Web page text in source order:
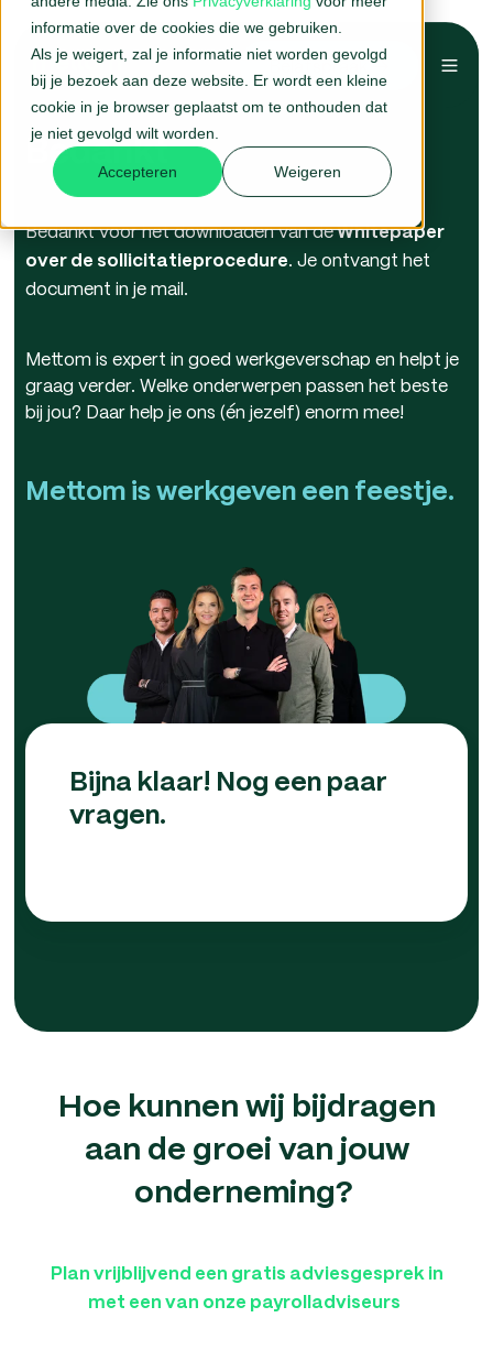
informatie over de cookies die we gebruiken.
Als je weigert, zal je informatie niet worden gevolgd
bij je bezoek aan deze website. Er wordt een kleine
cookie in je browser geplaatst om te onthouden dat
je niet gevolgd wilt worden.
Accepteren Weigeren
Belafspraak →
Bedankt
Bedankt voor het downloaden van deWhitepaper
over de sollicitatieprocedure. Je ontvangt het
document in je mail.
Mettom is expert in goed werkgeverschap en helpt je
graag verder. Welke onderwerpen passen het beste
bij jou? Daar help je ons (én jezelf) enorm mee!
Mettom is werkgeven een feestje.
Bijna klaar! Nog een paar
vragen.
Hoe kunnen wij bijdragen
aan de groei van jouw
onderneming?
Plan vrijblijvend een gratis adviesgesprek in
met een van onze payrolladviseurs